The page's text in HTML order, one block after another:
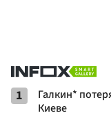
1
Галкин*
Киеве